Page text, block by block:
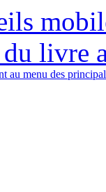
livre
au menu des